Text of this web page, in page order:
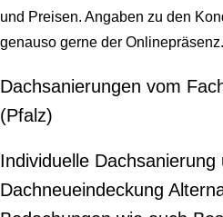
und Preisen. Angaben zu den
genauso gerne der Onlinepräsenz.
Dachsanierungen vom
(Pfalz)
Individuelle Dachsanierung
Dachneueindeckung